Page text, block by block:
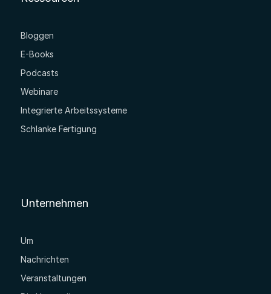
Bloggen
E-Books
Podcasts
Webinare
Integrierte Arbeitssysteme
Schlanke Fertigung
Unternehmen
Um
Nachrichten
Veranstaltungen